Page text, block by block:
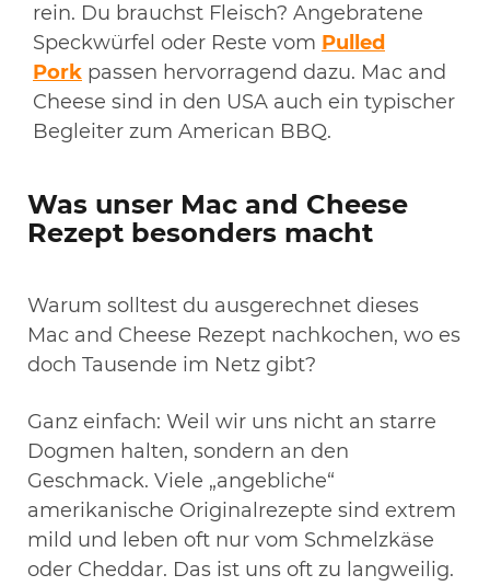
rein. Du brauchst Fleisch? Angebratene
Speckwürfel oder Reste vom Pulled
Pork passen hervorragend dazu. Mac and
Cheese sind in den USA auch ein typischer
Begleiter zum American BBQ.
Was unser Mac and Cheese
Rezept besonders macht
Warum solltest du ausgerechnet dieses
Mac and Cheese Rezept nachkochen, wo es
doch Tausende im Netz gibt?
Ganz einfach: Weil wir uns nicht an starre
Dogmen halten, sondern an den
Geschmack. Viele „angebliche“
amerikanische Originalrezepte sind extrem
mild und leben oft nur vom Schmelzkäse
oder Cheddar. Das ist uns oft zu langweilig.